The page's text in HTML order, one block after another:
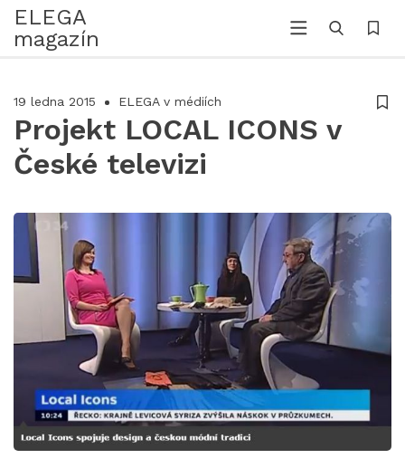
ELEGA
magazín
19 ledna 2015 ELEGA v médiích
Projekt LOCAL ICONS v
České televizi